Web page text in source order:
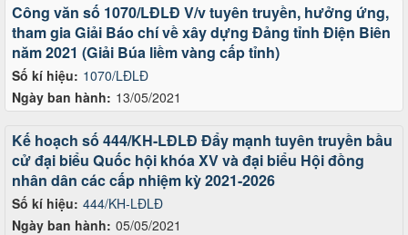
Số kí hiệu: 1070/LĐLĐ
Ngày ban hành: 13/05/2021
Công văn số 1070/LĐLĐ V/v tuyên truyền, hưởng ứng,
tham gia Giải Báo chí về xây dựng Đảng tỉnh Điện Biên
năm 2021 (Giải Búa liềm vàng cấp tỉnh)
Số kí hiệu: 444/KH-LĐLĐ
Ngày ban hành: 05/05/2021
Kế hoạch số 444/KH-LĐLĐ Đẩy mạnh tuyên truyền bầu
cử đại biểu Quốc hội khóa XV và đại biểu Hội đồng
nhân dân các cấp nhiệm kỳ 2021-2026